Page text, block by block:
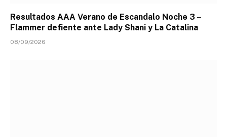
Resultados AAA Verano de Escandalo Noche 3 –
Flammer defiente ante Lady Shani y La Catalina
08/09/2026